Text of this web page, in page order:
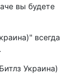
вы будете
всегда
Украина)